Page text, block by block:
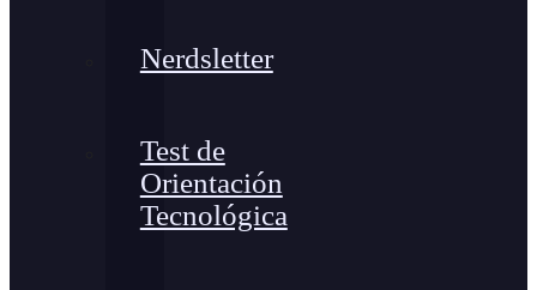
Nerdsletter
Test de
Orientación
Tecnológica